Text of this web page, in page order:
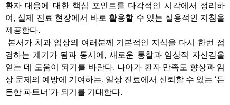
환자 대응에 대한 핵심 포인트를 다각적인 시각에서 정리하
여, 실제 진료 현장에서 바로 활용할 수 있는 실용적인 지침을
제공한다.
본서가 치과 임상의 여러분께 기본적인 지식을 다시 한번 점
검하는 계기가 됨과 동시에, 새로운 통찰과 임상적 자신감을
얻는 데 도움이 되기를 바란다. 나아가 환자 만족도 향상과 임
상 문제의 예방에 기여하는, 일상 진료에서 신뢰할 수 있는 ‘든
든한 파트너’가 되기를 기대한다.